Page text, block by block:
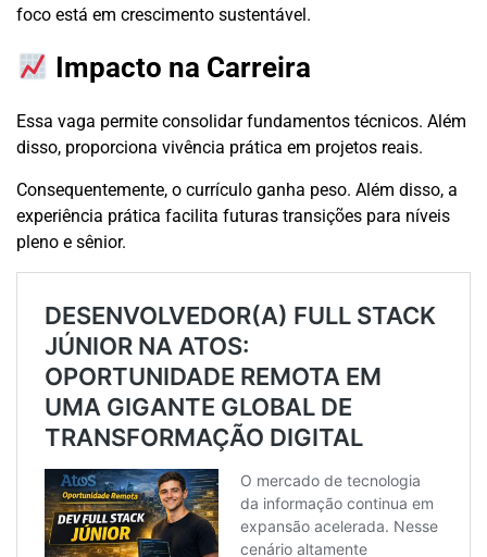
foco está em crescimento sustentável.
Impacto na Carreira
Essa vaga permite consolidar fundamentos técnicos. Além
disso, proporciona vivência prática em projetos reais.
Consequentemente, o currículo ganha peso. Além disso, a
experiência prática facilita futuras transições para níveis
pleno e sênior.